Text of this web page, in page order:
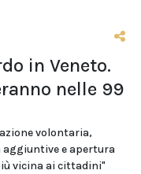
in Veneto.
nelle 99
volontaria,
e apertura
vicina ai cittadini"